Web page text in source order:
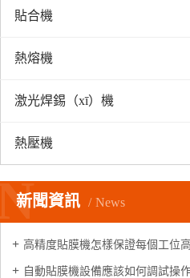
貼合機
熱熔機
激光焊錫（xī）機
熱壓機
新聞資訊 News
高精度貼膜機怎樣保證每個工位高速精準（zhǔn）出膜
自動貼膜機設備應該如何調試操作